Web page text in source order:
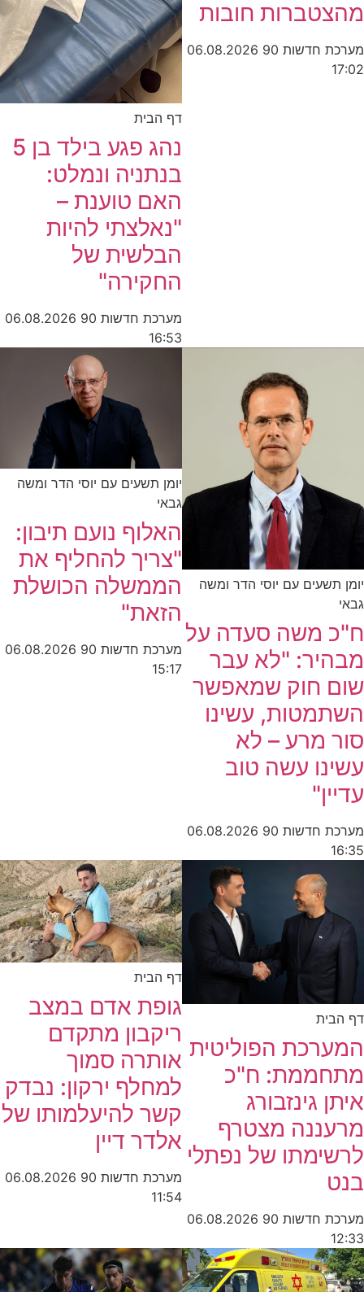
מהצטברות חובות
מערכת חדשות 90
06.08.2026
17:02
דף הבית
נהג פגע בילד בן 5
בנתניה ונמלט:
האם טוענת –
"נאלצתי להיות
הבלשית של
החקירה"
מערכת חדשות 90
06.08.2026
16:53
יומן תשעים עם יוסי הדר ומשה
גבאי
ח"כ משה סעדה על
מבהיר: "לא עבר
שום חוק שמאפשר
השתמטות, עשינו
סור מרע – לא
עשינו עשה טוב
עדיין"
מערכת חדשות 90
06.08.2026
16:35
יומן תשעים עם יוסי הדר ומשה
גבאי
האלוף נועם תיבון:
"צריך להחליף את
הממשלה הכושלת
הזאת"
מערכת חדשות 90
06.08.2026
15:17
דף הבית
המערכת הפוליטית
מתחממת: ח"כ
איתן גינזבורג
מרעננה מצטרף
לרשימתו של נפתלי
בנט
מערכת חדשות 90
06.08.2026
12:33
דף הבית
גופת אדם במצב
ריקבון מתקדם
אותרה סמוך
למחלף ירקון: נבדק
קשר להיעלמותו של
אלדר דיין
מערכת חדשות 90
06.08.2026
11:54